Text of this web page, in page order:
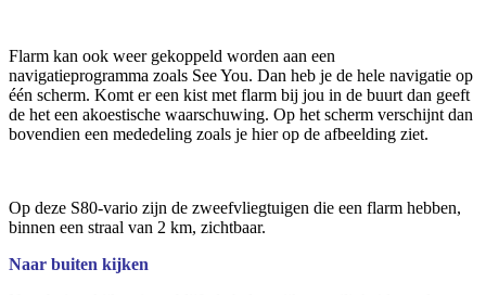
Flarm kan ook weer gekoppeld worden aan een
navigatieprogramma zoals See You. Dan heb je de hele navigatie op
één scherm. Komt er een kist met flarm bij jou in de buurt dan geeft
de het een akoestische waarschuwing. Op het scherm verschijnt dan
bovendien een mededeling zoals je hier op de afbeelding ziet.
Op deze S80-vario zijn de zweefvliegtuigen die een flarm hebben,
binnen een straal van 2 km, zichtbaar.
Naar buiten kijken